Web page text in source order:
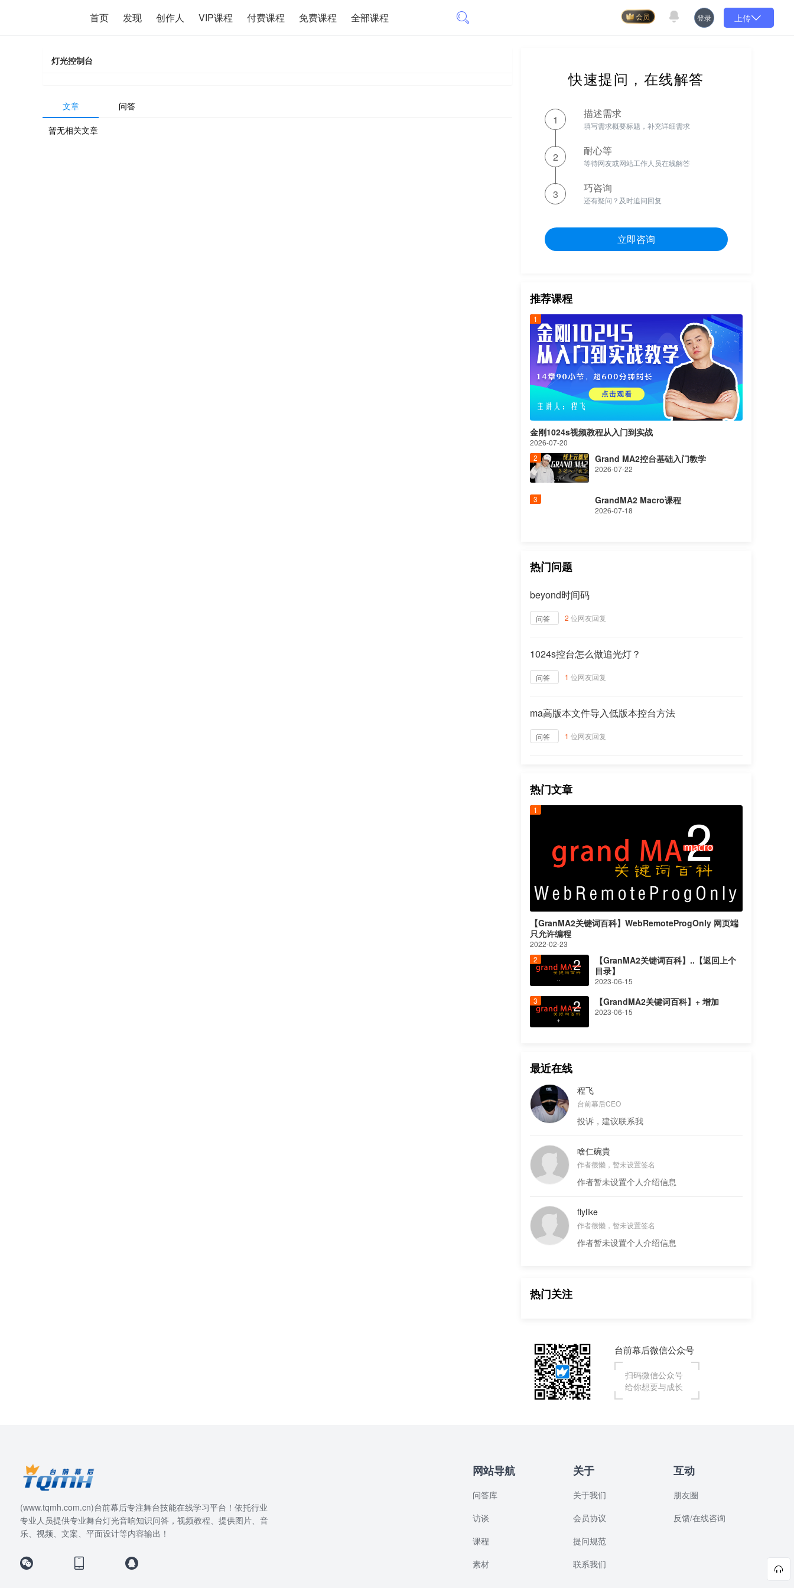
首页 发现 创作人 VIP课程 付费课程 免费课程 全部课程 会员 登录 上传
灯光控制台
文章 问答
暂无相关文章
快速提问，在线解答
1 描述需求
填写需求概要标题，补充详细需求
2 耐心等
等待网友或网站工作人员在线解答
3 巧咨询
还有疑问？及时追问回复
立即咨询
推荐课程
金刚1024s视频教程从入门到实战
2026-07-20
Grand MA2控台基础入门教学
2026-07-22
GrandMA2 Macro课程
2026-07-18
热门问题
beyond时间码
问答 2 位网友回复
1024s控台怎么做追光灯？
问答 1 位网友回复
ma高版本文件导入低版本控台方法
问答 1 位网友回复
热门文章
【GranMA2关键词百科】WebRemoteProgOnly 网页端
只允许编程
2022-02-23
【GranMA2关键词百科】..【返回上个
目录】
2023-06-15
【GrandMA2关键词百科】+ 增加
2023-06-15
最近在线
程飞
台前幕后CEO
投诉，建议联系我
啥仁碗貴
作者很懒，暂未设置签名
作者暂未设置个人介绍信息
flylike
作者很懒，暂未设置签名
作者暂未设置个人介绍信息
热门关注
台前幕后微信公众号
扫码微信公众号
给你想要与成长
(www.tqmh.com.cn)台前幕后专注舞台技能在线学习平台！依托行业
专业人员提供专业舞台灯光音响知识问答，视频教程、提供图片、音
乐、视频、文案、平面设计等内容输出！
网站导航
问答库
访谈
课程
素材
关于
关于我们
会员协议
提问规范
联系我们
互动
朋友圈
反馈/在线咨询